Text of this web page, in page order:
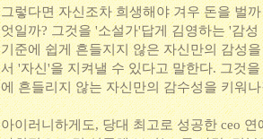
그렇다면 자신조차 희생해야 겨우 돈을 벌
엇일까? 그것을 '소설가'답게 김영하는 '감
기준에 쉽게 흔들지지 않은 자신만의 감성
서 '자신'을 지켜낼 수 있다고 말한다. 그것
에 흔들리지 않는 자신만의 감수성을 키워
아이러니하게도, 당대 최고로 성공한 ceo